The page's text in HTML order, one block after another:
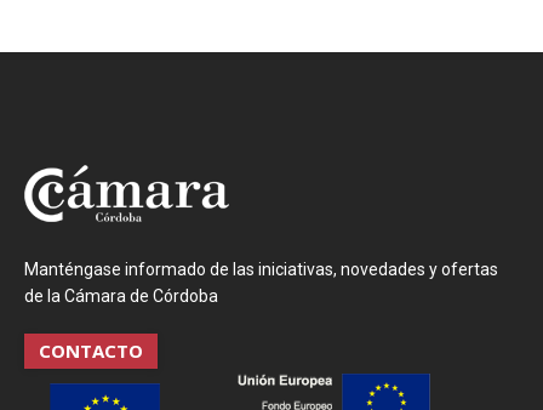
Manténgase informado de las iniciativas, novedades y ofertas
de la Cámara de Córdoba
CONTACTO